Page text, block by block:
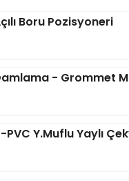
Boru Pozisyoneri
- Grommet
PVC Y.Muflu Yaylı